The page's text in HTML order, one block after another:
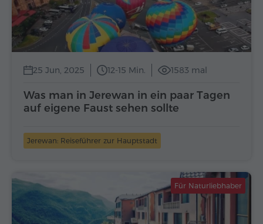
25 Jun, 2025 12-15 Min. 1583 mal
Was man in Jerewan in ein paar Tagen
auf eigene Faust sehen sollte
Jerewan: Reiseführer zur Hauptstadt
Für Naturliebhaber